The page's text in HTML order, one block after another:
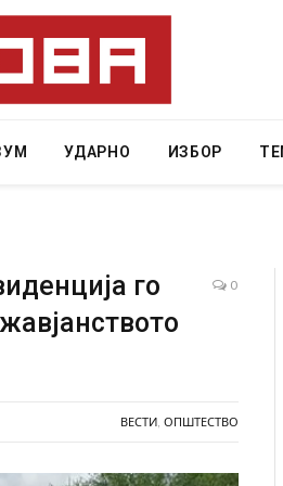
УДАРНО ИЗБОР
го
0
ВЕСТИ ОПШТЕСТВО
седум мртви во нападот врз